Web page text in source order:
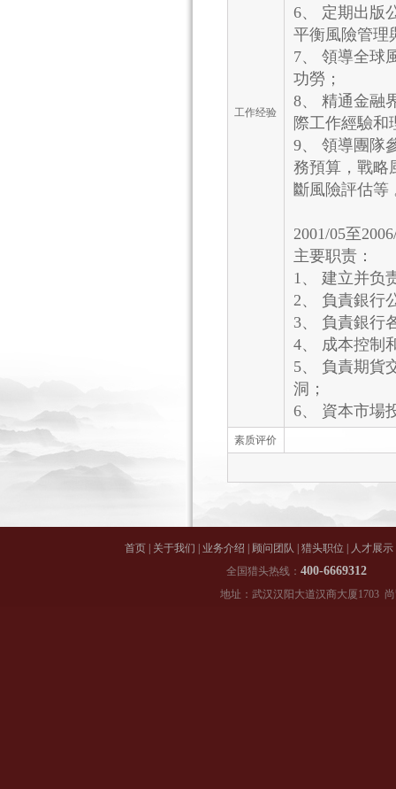
工作经验
6、 定期出版
平衡風險管理
7、 領導全球
功勞；
8、 精通金融
際工作經驗和
9、 領導團隊
務預算，戰略
斷風險評估等
2001/05至
主要职责：
1、 建立并负
2、 負責銀行
3、 負責銀行
4、 成本控制
5、 負責期貨
洞；
6、 資本市場
素质评价
首页 关于我们 业务介绍 顾问团队 猎头职位 人才展示
全国猎头热线： 400-
地址：武汉汉阳大道汉商大厦1703